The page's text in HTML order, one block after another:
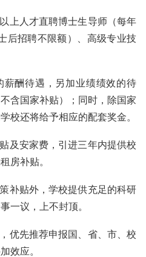
上人才直聘博士生导师（每年
后招聘不限额）、高级专业技
薪酬待遇，另加业绩绩效的待
含国家补贴）；同时，除国家
校还将给予相应的配套奖金。
及安家费，引进三年内提供校
房补贴。
补贴外，学校提供充足的科研
一议，上不封顶。
优先推荐申报国、省、市、校
效应。